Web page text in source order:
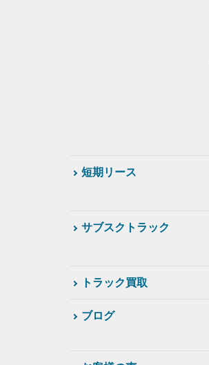
短期リース
サブスクトラック
トラック買取
ブログ